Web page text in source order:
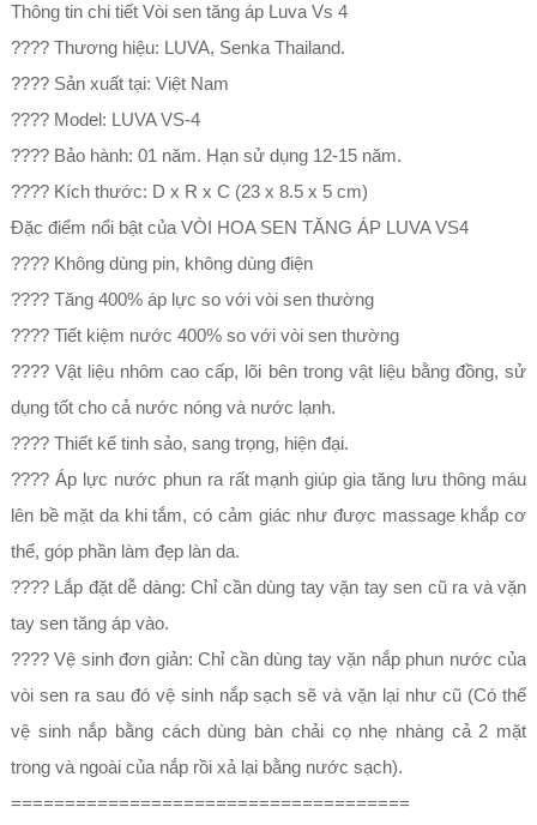
Thông tin chi tiết Vòi sen tăng áp Luva Vs 4
???? Thương hiệu: LUVA, Senka Thailand.
???? Sản xuất tại: Việt Nam
???? Model: LUVA VS-4
???? Bảo hành: 01 năm. Hạn sử dụng 12-15 năm.
???? Kích thước: D x R x C (23 x 8.5 x 5 cm)
Đặc điểm nổi bật của VÒI HOA SEN TĂNG ÁP LUVA VS4
???? Không dùng pin, không dùng điện
???? Tăng 400% áp lực so với vòi sen thường
???? Tiết kiệm nước 400% so với vòi sen thường
???? Vật liệu nhôm cao cấp, lõi bên trong vật liệu bằng đồng, sử
dụng tốt cho cả nước nóng và nước lạnh.
???? Thiết kế tinh sảo, sang trọng, hiện đại.
???? Áp lực nước phun ra rất mạnh giúp gia tăng lưu thông máu
lên bề mặt da khi tắm, có cảm giác như được massage khắp cơ
thể, góp phần làm đẹp làn da.
???? Lắp đặt dễ dàng: Chỉ cần dùng tay vặn tay sen cũ ra và vặn
tay sen tăng áp vào.
???? Vệ sinh đơn giản: Chỉ cần dùng tay vặn nắp phun nước của
vòi sen ra sau đó vệ sinh nắp sạch sẽ và vặn lại như cũ (Có thể
vệ sinh nắp bằng cách dùng bàn chải cọ nhẹ nhàng cả 2 mặt
trong và ngoài của nắp rồi xả lại bằng nước sạch).
=====================================